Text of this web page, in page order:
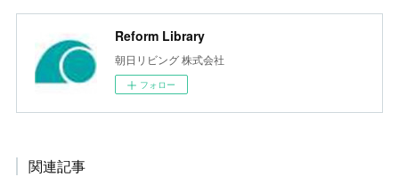
Reform Library
朝日リビング 株式会社
フォロー
関連記事